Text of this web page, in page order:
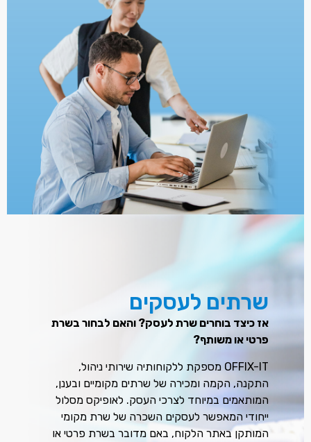
שרתים לעסקים
אז כיצד בוחרים שרת לעסק? והאם לבחור בשרת
פרטי או משותף?
OFFIX-IT מספקת ללקוחותיה שירותי ניהול,
התקנה, הקמה ומכירה של שרתים מקומיים ובענן,
המותאמים במיוחד לצרכי העסק. לאופיקס מסלול
ייחודי המאפשר לעסקים השכרה של שרת מקומי
המותקן באתר הלקוח, באם מדובר בשרת פרטי או